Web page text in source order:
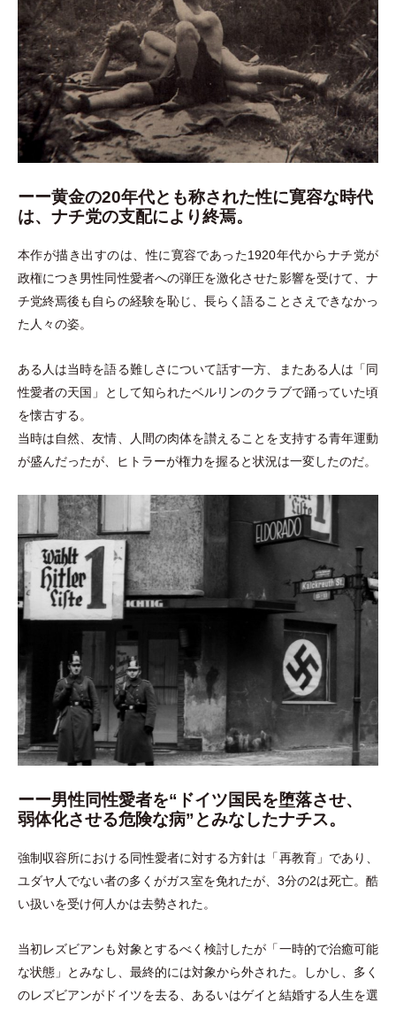
ーー黄金の20年代とも称された性に寛容な時代
は、ナチ党の支配により終焉。
本作が描き出すのは、性に寛容であった1920年代からナチ党が
政権につき男性同性愛者への弾圧を激化させた影響を受けて、ナ
チ党終焉後も自らの経験を恥じ、長らく語ることさえできなかっ
た人々の姿。
ある人は当時を語る難しさについて話す一方、またある人は 「同
性愛者の天国 」
として知られたベルリンのクラブで踊っていた頃
を懐古する。
当時は自然、友情、人間の肉体を讃えることを支持する青年運動
が盛んだったが、ヒトラーが権力を握ると状況は一変したのだ。
ーー男性同性愛者を“ドイツ国民を堕落させ、
弱体化させる危険な病”とみなしたナチス。
強制収容所における同性愛者に対する方針は 「再教育」 であり、
ユダヤ人でない者の多くがガス室を免れたが、3分の2は死亡。酷
い扱いを受け何人かは去勢された。
当初レズビアンも対象とするべく検討したが 「一時的で治癒可能
な状態 」
とみなし、最終的には対象から外された。しかし、多く
のレズビアンがドイツを去る、あるいはゲイと結婚する人生を選